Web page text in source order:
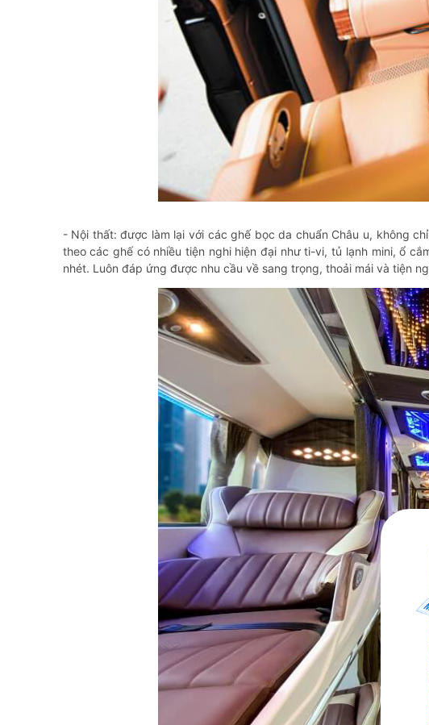
- Nội thất: được làm lại với các ghế bọc da chuẩn Châu u, không
theo các ghế có nhiều tiện nghi hiện đại như ti-vi, tủ lạnh mini, ổ
nhét. Luôn đáp ứng được nhu cầu về sang trọng, thoải mái và tiện